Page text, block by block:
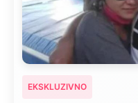
EKSKLUZIVNO